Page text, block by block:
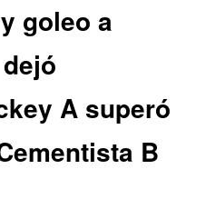
goleo a
A superó
B